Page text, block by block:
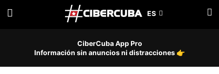
CiberCuba App Pro
Información sin anuncios ni distracciones 👉